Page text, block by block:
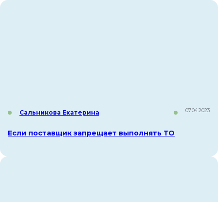
Сальникова Екатерина 07.04.2023
Если поставщик запрещает выполнять ТО